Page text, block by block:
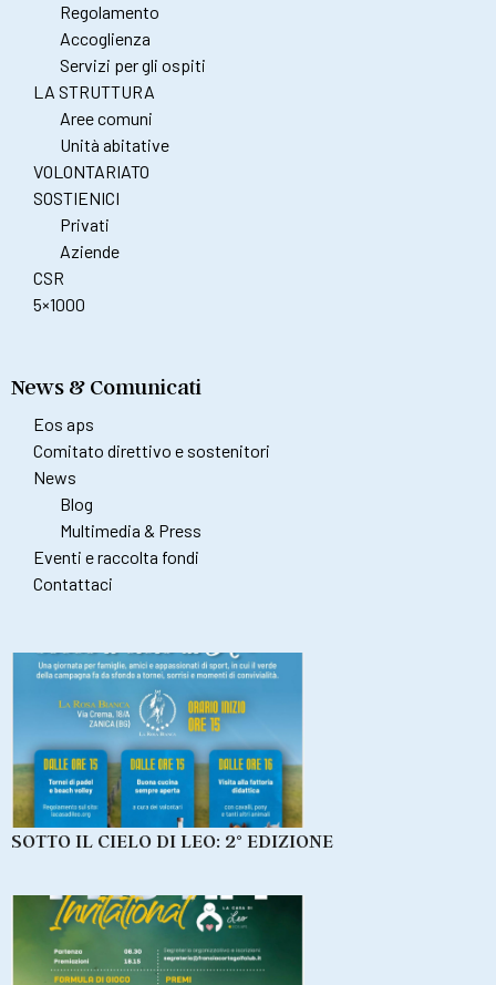
Regolamento
Accoglienza
Servizi per gli ospiti
LA STRUTTURA
Aree comuni
Unità abitative
VOLONTARIATO
SOSTIENICI
Privati
Aziende
CSR
5×1000
News & Comunicati
Eos aps
Comitato direttivo e sostenitori
News
Blog
Multimedia & Press
Eventi e raccolta fondi
Contattaci
SOTTO IL CIELO DI LEO: 2° EDIZIONE